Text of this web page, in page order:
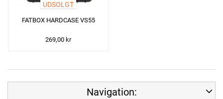
UDSOLGT
FATBOX HARDCASE VS55
269,00 kr
Navigation: